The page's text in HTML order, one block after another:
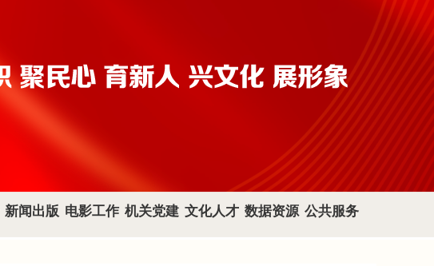
新闻出版 电影工作 机关党建 文化人才 数据资源 公共服务